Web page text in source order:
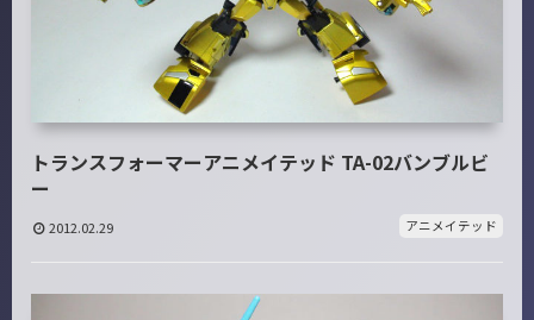
トランスフォーマーアニメイテッド TA-02バンブルビ
ー
2012.02.29 アニメイテッド